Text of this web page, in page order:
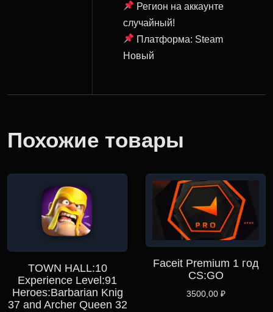
Регион на аккаунте
случайный!
Платформа: Steam
Новый
Похожие товары
TOWN HALL:10
Experience Level:91
Heroes:Barbarian Knig
37 and Archer Queen 32
Faceit Premium 1 год
CS:GO
3500,00 ₽